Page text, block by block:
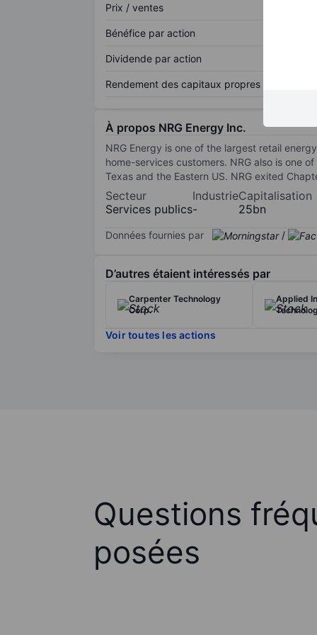
Prix / ventes
Bénéfice par action
Dividende par action
Rendement des capitaux propres
À propos NRG Energy Inc.
NRG Energy is one of the largest retail
home-services customers. NRG also is one
Texas and the Eastern US. NRG exited
Secteur
Services publics
Industrie
-
Capitalisation
25bn
Données fournies par /
D’autres étaient intéressés par
Carpenter Technology
Corp.
Applied
Voir toutes les actions
Questions
posées